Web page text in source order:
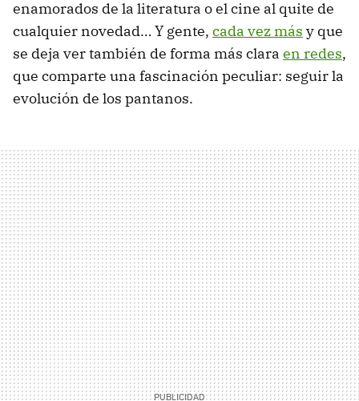
enamorados de la literatura o el cine al quite de
cualquier novedad… Y gente, cada vez más y que
se deja ver también de forma más clara en redes,
que comparte una fascinación peculiar: seguir la
evolución de los pantanos.